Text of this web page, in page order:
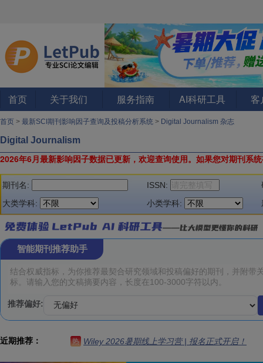
首页 关于我们 服务指南 AI科研工具 客
首页 > 最新SCI期刊影响因子查询及投稿分析系统 > Digital Journalism 杂志
Digital Journalism
2026年6月最新影响因子数据已更新，欢迎查询使用。 如果您对期刊系
期刊名: ISSN:
大类学科:
小类学科:
智能期刊推荐助手
推荐偏好:
近期推荐： 热 Wiley 2026暑期线上学习营 | 报名正式开启！